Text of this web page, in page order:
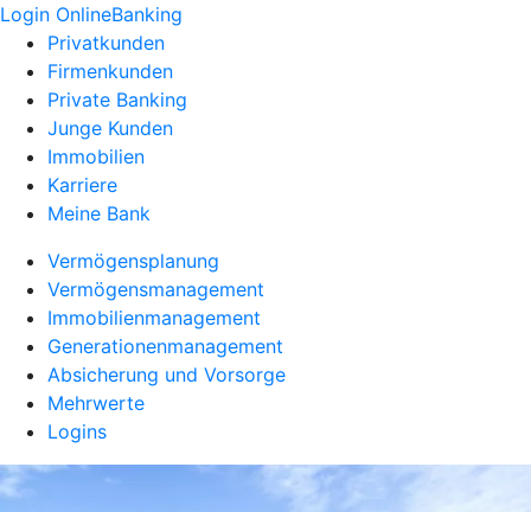
Login OnlineBanking
Privatkunden
Firmenkunden
Private Banking
Junge Kunden
Immobilien
Karriere
Meine Bank
Vermögensplanung
Vermögensmanagement
Immobilienmanagement
Generationenmanagement
Absicherung und Vorsorge
Mehrwerte
Logins